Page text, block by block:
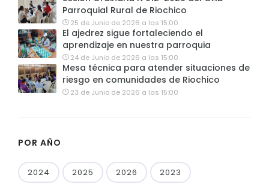
Parroquial Rural de Riochico
25 de Junio de 2026 a las 15:00
El ajedrez sigue fortaleciendo el
aprendizaje en nuestra parroquia
24 de Junio de 2026 a las 15:00
Mesa técnica para atender situaciones de
riesgo en comunidades de Riochico
23 de Junio de 2026 a las 15:00
POR AÑO
2024 2025 2026 2023